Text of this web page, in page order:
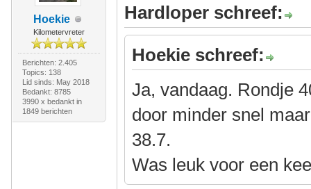
Hoekie
Kilometervreter
Berichten: 2.405
Topics: 138
Lid sinds: May 2018
Bedankt: 8785
3990 x bedankt in
1849 berichten
Hardloper schreef:
Hoekie schreef:
Ja, vandaag. Rondje
door minder snel
38.7.
Was leuk voor een